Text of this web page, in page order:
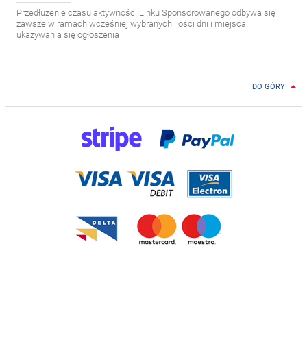
Przedłużenie czasu aktywności Linku Sponsorowanego odbywa się
zawsze w ramach wcześniej wybranych ilości dni i miejsca
ukazywania się ogłoszenia
DO GÓRY 